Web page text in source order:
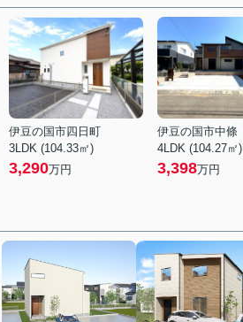
伊豆の国市四日町
3LDK (104.33㎡)
3,290万円
伊豆の国市中條
4LDK (104.27㎡)
3,398万円